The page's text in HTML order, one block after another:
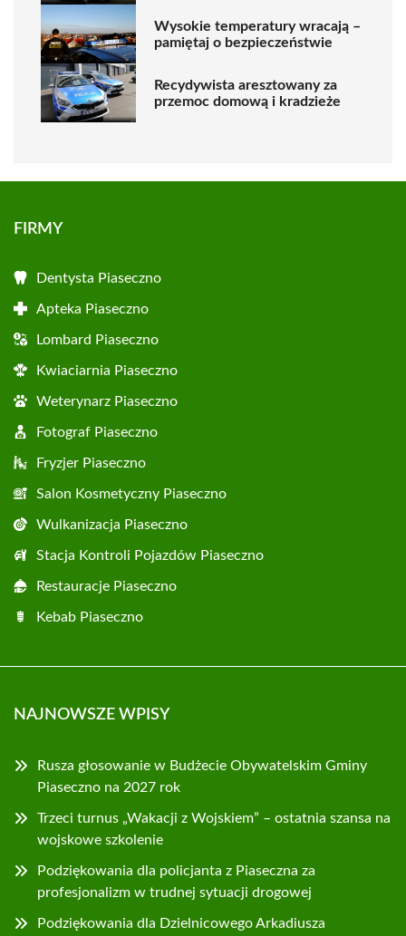
Wysokie temperatury wracają –
pamiętaj o bezpieczeństwie
Recydywista aresztowany za
przemoc domową i kradzieże
FIRMY
Dentysta Piaseczno
Apteka Piaseczno
Lombard Piaseczno
Kwiaciarnia Piaseczno
Weterynarz Piaseczno
Fotograf Piaseczno
Fryzjer Piaseczno
Salon Kosmetyczny Piaseczno
Wulkanizacja Piaseczno
Stacja Kontroli Pojazdów Piaseczno
Restauracje Piaseczno
Kebab Piaseczno
NAJNOWSZE WPISY
Rusza głosowanie w Budżecie Obywatelskim Gminy
Piaseczno na 2027 rok
Trzeci turnus „Wakacji z Wojskiem” – ostatnia szansa na
wojskowe szkolenie
Podziękowania dla policjanta z Piaseczna za
profesjonalizm w trudnej sytuacji drogowej
Podziękowania dla Dzielnicowego Arkadiusza